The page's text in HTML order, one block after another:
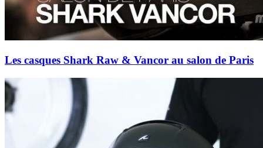
Les casques Shark Raw & Vancor au salon de Paris